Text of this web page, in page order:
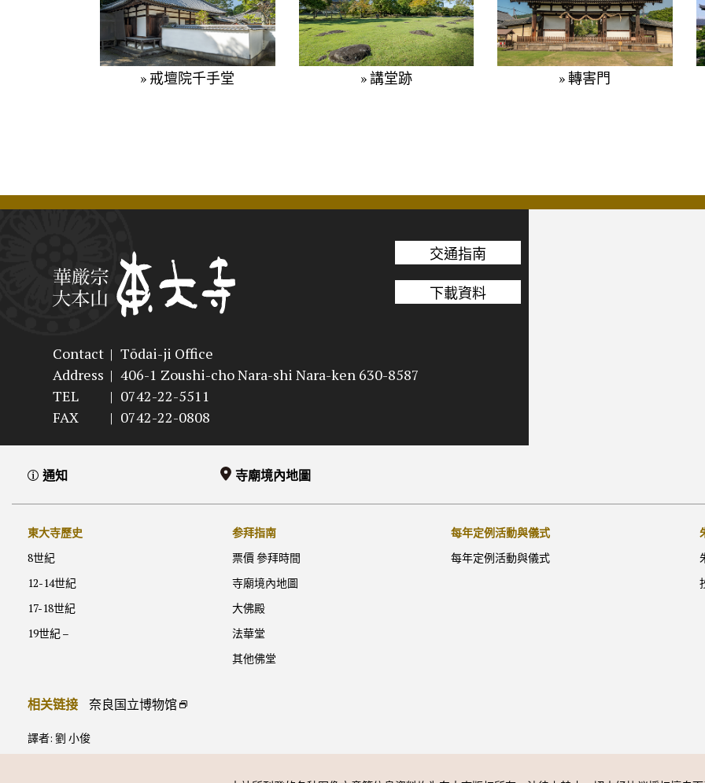
» 戒壇院千手堂 » 講堂跡 » 轉害門
Contact | Tōdai-ji Office
Address | 406-1 Zoushi-cho Nara-shi Nara-ken 630-8587
TEL
| 0742-22-5511
FAX
| 0742-22-0808
交通指南
下載資料
通知 寺廟境內地圖
東大寺歷史
8世紀
12-14世紀
17-18世紀
19世紀 –
参拜指南
票價 參拜時間
寺廟境內地圖
大佛殿
法華堂
其他佛堂
每年定例活動與儀式
每年定例活動與儀式
相关链接 奈良国立博物馆
譯者: 劉 小俊